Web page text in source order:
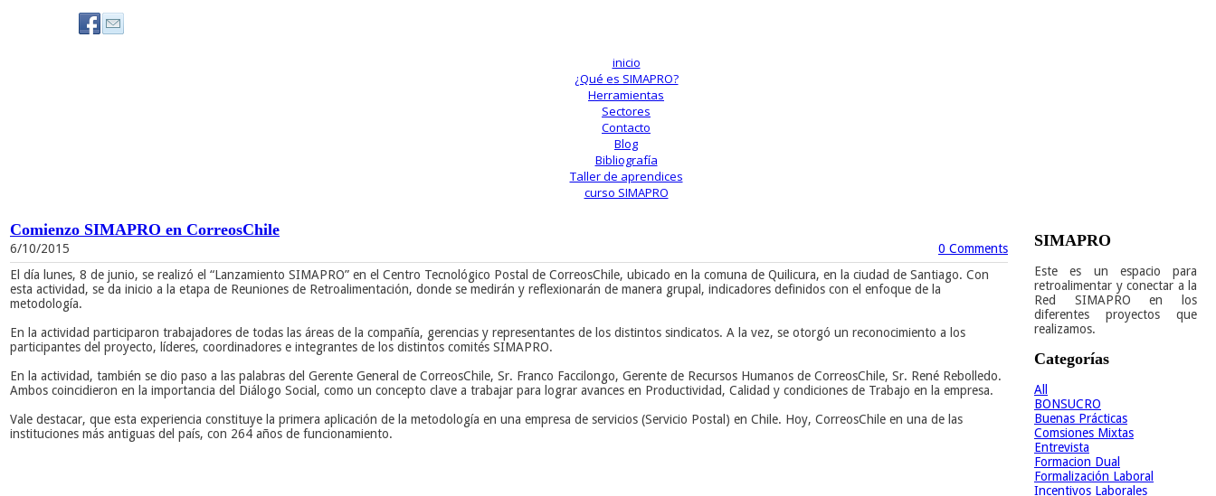
inicio
¿Qué es SIMAPRO?
Herramientas
Sectores
Contacto
Blog
Bibliografía
Taller de aprendices
curso SIMAPRO
Comienzo SIMAPRO en CorreosChile
6/10/2015
0 Comments
El día lunes, 8 de junio, se realizó el “Lanzamiento SIMAPRO” en el Centro Tecnológico Postal de CorreosChile, ubicado en la comuna de Quilicura, en la ciudad de Santiago. Con
esta actividad, se da inicio a la etapa de Reuniones de Retroalimentación, donde se medirán y reflexionarán de manera grupal, indicadores definidos con el enfoque de la
metodología.
En la actividad participaron trabajadores de todas las áreas de la compañía, gerencias y representantes de los distintos sindicatos. A la vez, se otorgó un reconocimiento a los
participantes del proyecto, líderes, coordinadores e integrantes de los distintos comités SIMAPRO.
En la actividad, también se dio paso a las palabras del Gerente General de CorreosChile, Sr. Franco Faccilongo, Gerente de Recursos Humanos de CorreosChile, Sr. René Rebolledo.
Ambos coincidieron en la importancia del Diálogo Social, como un concepto clave a trabajar para lograr avances en Productividad, Calidad y condiciones de Trabajo en la empresa.
Vale destacar, que esta experiencia constituye la primera aplicación de la metodología en una empresa de servicios (Servicio Postal) en Chile. Hoy, CorreosChile en una de las
instituciones más antiguas del país, con 264 años de funcionamiento.
SIMAPRO
Este es un espacio para
retroalimentar y conectar a la
Red SIMAPRO en los
diferentes proyectos que
realizamos.
Categorías
All
BONSUCRO
Buenas Prácticas
Comsiones Mixtas
Entrevista
Formacion Dual
Formalización Laboral
Incentivos Laborales